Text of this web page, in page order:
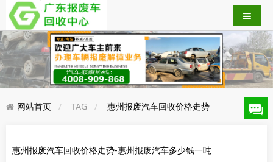
网站首页 TAG 惠州报废汽车回收价格走势
惠州报废汽车回收价格走势-惠州报废汽车多少钱一吨